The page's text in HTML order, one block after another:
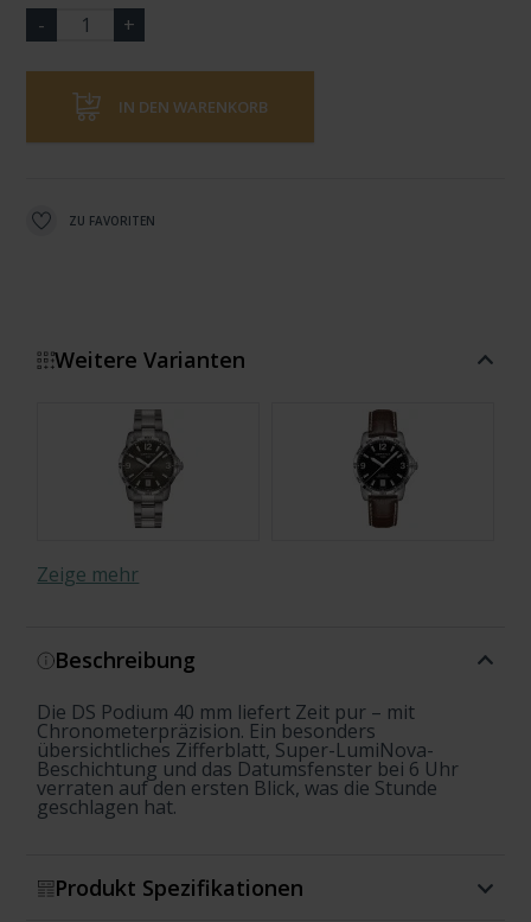
IN DEN WARENKORB
ZU FAVORITEN
Weitere Varianten
Zeige mehr
Beschreibung
Die DS Podium 40 mm liefert Zeit pur – mit
Chronometerpräzision. Ein besonders
übersichtliches Zifferblatt, Super-LumiNova-
Beschichtung und das Datumsfenster bei 6 Uhr
verraten auf den ersten Blick, was die Stunde
geschlagen hat.
Produkt Spezifikationen